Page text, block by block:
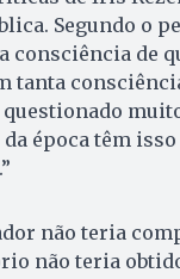
Segundo o
de
tanta
época têm
não teria
não teria